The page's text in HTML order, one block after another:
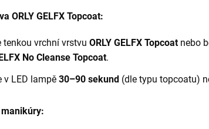
ORLY GELFX Topcoat:
tenkou vrchní vrstvu ORLY GELFX Topcoatnebo
No Cleanse Topcoat.
v LED lampě 30–90 sekund (dle typu topcoatu)